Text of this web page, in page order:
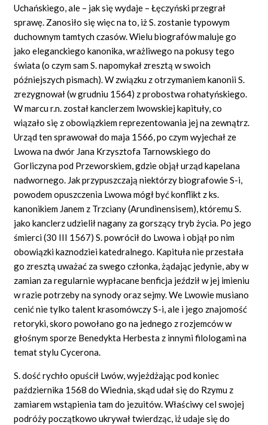
Uchańskiego, ale – jak się wydaje – Łęczyński przegrał
sprawę. Zanosiło się więc na to, iż S. zostanie typowym
duchownym tamtych czasów. Wielu biografów maluje go
jako eleganckiego kanonika, wrażliwego na pokusy tego
świata (o czym sam S. napomykał zresztą w swoich
późniejszych pismach). W związku z otrzymaniem kanonii S.
zrezygnował (w grudniu 1564) z probostwa rohatyńskiego.
W marcu r.n. został kanclerzem lwowskiej kapituły, co
wiązało się z obowiązkiem reprezentowania jej na zewnątrz.
Urząd ten sprawował do maja 1566, po czym wyjechał ze
Lwowa na dwór Jana Krzysztofa Tarnowskiego do
Gorliczyna pod Przeworskiem, gdzie objął urząd kapelana
nadwornego. Jak przypuszczają niektórzy biografowie S-i,
powodem opuszczenia Lwowa mógł być konflikt z ks.
kanonikiem Janem z Trzciany (Arundinensisem), któremu S.
jako kanclerz udzielił nagany za gorszący tryb życia. Po jego
śmierci (30 III 1567) S. powrócił do Lwowa i objął po nim
obowiązki kaznodziei katedralnego. Kapituła nie przestała
go zresztą uważać za swego członka, żądając jedynie, aby w
zamian za regularnie wypłacane benficja jeździł w jej imieniu
w razie potrzeby na synody oraz sejmy. We Lwowie musiano
cenić nie tylko talent krasomówczy S-i, ale i jego znajomość
retoryki, skoro powołano go na jednego z rozjemców w
głośnym sporze Benedykta Herbesta z innymi filologami na
temat stylu Cycerona.
S. dość rychło opuścił Lwów, wyjeżdżając pod koniec
października 1568 do Wiednia, skąd udał się do Rzymu z
zamiarem wstąpienia tam do jezuitów. Właściwy cel swojej
podróży początkowo ukrywał twierdząc, iż udaje się do